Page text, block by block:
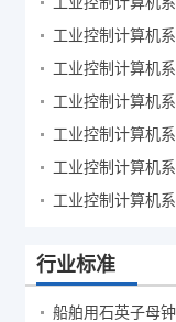
行业标准
船舶用石英子母钟